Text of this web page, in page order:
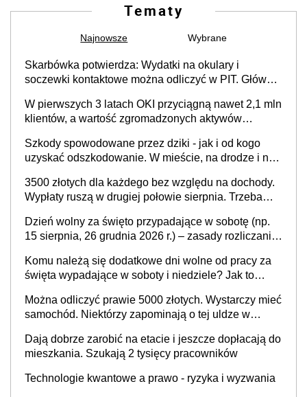
Tematy
Najnowsze Wybrane
Skarbówka potwierdza: Wydatki na okulary i
soczewki kontaktowe można odliczyć w PIT. Główny
Częściowe dofinansowanie (np. z zfśs) pomniejsza
odliczenie
W pierwszych 3 latach OKI przyciągną nawet 2,1 mln
klientów, a wartość zgromadzonych aktywów
Szkody spowodowane przez dziki - jak i od kogo
uzyskać odszkodowanie. W mieście, na drodze i na
3500 złotych dla każdego bez względu na dochody.
Wypłaty ruszą w drugiej połowie sierpnia. Trzeba
Dzień wolny za święto przypadające w sobotę (np.
15 sierpnia, 26 grudnia 2026 r.) – zasady rozliczania
i administracja publiczna), najczęstsze pytania
Komu należą się dodatkowe dni wolne od pracy za
święta wypadające w soboty i niedziele? Jak to
Można odliczyć prawie 5000 złotych. Wystarczy mieć
samochód. Niektórzy zapominają o tej uldze w
Dają dobrze zarobić na etacie i jeszcze dopłacają do
mieszkania. Szukają 2 tysięcy pracowników
Technologie kwantowe a prawo - ryzyka i wyzwania